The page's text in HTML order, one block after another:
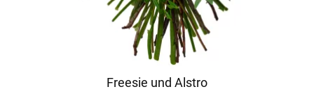
Freesie und Alstro